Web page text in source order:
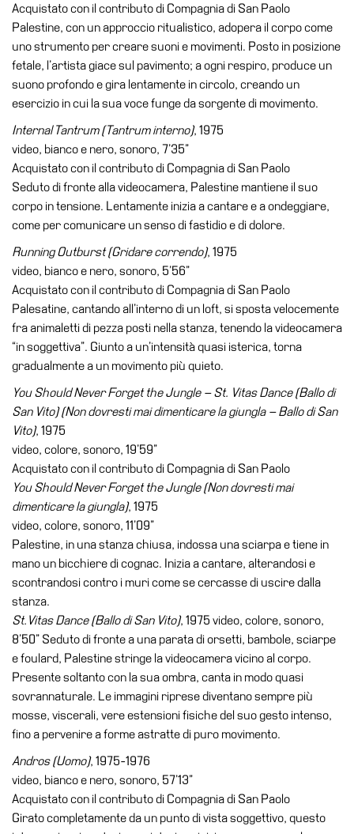
Acquistato con il contributo di Compagnia di San Paolo
Palestine, con un approccio ritualistico, adopera il corpo come
uno strumento per creare suoni e movimenti. Posto in posizione
fetale, l’artista giace sul pavimento; a ogni respiro, produce un
suono profondo e gira lentamente in circolo, creando un
esercizio in cui la sua voce funge da sorgente di movimento.
Internal Tantrum (Tantrum interno), 1975
video, bianco e nero, sonoro, 7’35”
Acquistato con il contributo di Compagnia di San Paolo
Seduto di fronte alla videocamera, Palestine mantiene il suo
corpo in tensione. Lentamente inizia a cantare e a ondeggiare,
come per comunicare un senso di fastidio e di dolore.
Running Outburst (Gridare correndo), 1975
video, bianco e nero, sonoro, 5’56”
Acquistato con il contributo di Compagnia di San Paolo
Palesatine, cantando all’interno di un loft, si sposta velocemente
fra animaletti di pezza posti nella stanza, tenendo la videocamera
“in soggettiva”. Giunto a un’intensità quasi isterica, torna
gradualmente a un movimento più quieto.
You Should Never Forget the Jungle – St. Vitas Dance (Ballo di
San Vito) (Non dovresti mai dimenticare la giungla – Ballo di San
Vito), 1975
video, colore, sonoro, 19’59”
Acquistato con il contributo di Compagnia di San Paolo
You Should Never Forget the Jungle (Non dovresti mai
dimenticare la giungla), 1975
video, colore, sonoro, 11’09”
Palestine, in una stanza chiusa, indossa una sciarpa e tiene in
mano un bicchiere di cognac. Inizia a cantare, alterandosi e
scontrandosi contro i muri come se cercasse di uscire dalla
stanza.
St.Vitas Dance (Ballo di San Vito), 1975 video, colore, sonoro,
8’50” Seduto di fronte a una parata di orsetti, bambole, sciarpe
e foulard, Palestine stringe la videocamera vicino al corpo.
Presente soltanto con la sua ombra, canta in modo quasi
sovrannaturale. Le immagini riprese diventano sempre più
mosse, viscerali, vere estensioni fisiche del suo gesto intenso,
fino a pervenire a forme astratte di puro movimento.
Andros (Uomo), 1975-1976
video, bianco e nero, sonoro, 57’13”
Acquistato con il contributo di Compagnia di San Paolo
Girato completamente da un punto di vista soggettivo, questo